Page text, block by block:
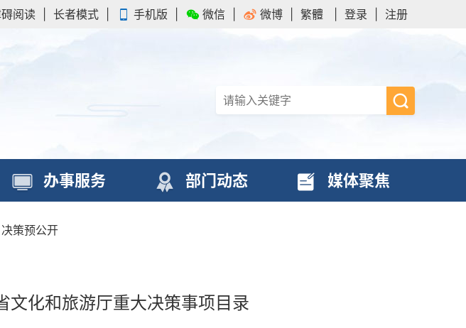
阅读 长者模式 手机版 微信 微博 繁體 登录 注册
办事服务 部门动态 媒体聚焦
决策预公开
文化和旅游厅重大决策事项目录